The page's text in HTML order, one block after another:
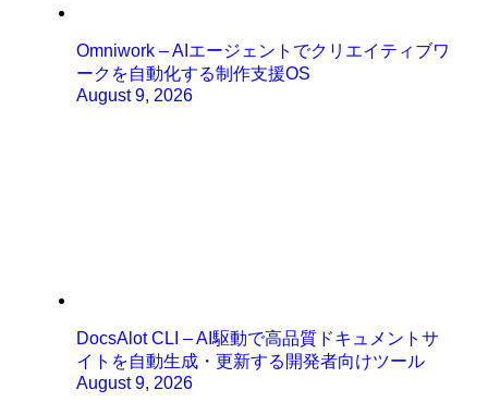
Omniwork – AIエージェントでクリエイティブワ
ークを自動化する制作支援OS
August 9, 2026
DocsAlot CLI – AI駆動で高品質ドキュメントサ
イトを自動生成・更新する開発者向けツール
August 9, 2026